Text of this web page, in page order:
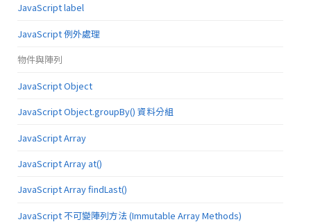
JavaScript label
JavaScript 例外處理
物件與陣列
JavaScript Object
JavaScript Object.groupBy() 資料分組
JavaScript Array
JavaScript Array at()
JavaScript Array findLast()
JavaScript 不可變陣列方法 (Immutable Array Methods)